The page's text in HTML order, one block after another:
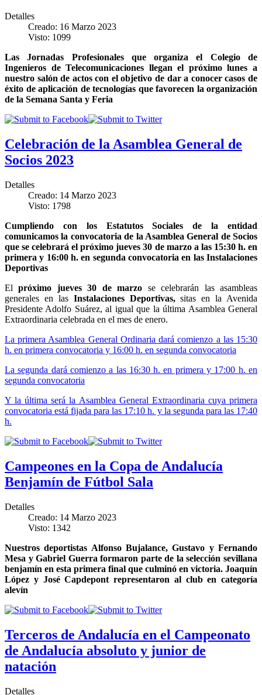
Detalles
Creado: 16 Marzo 2023
Visto: 1099
Las Jornadas Profesionales que organiza el Colegio de
Ingenieros de Telecomunicaciones llegan el próximo lunes a
nuestro salón de actos con el objetivo de dar a conocer casos de
éxito de aplicación de tecnologías que favorecen la organización
de la Semana Santa y Feria
Celebración de la Asamblea General de
Socios 2023
Detalles
Creado: 14 Marzo 2023
Visto: 1798
Cumpliendo con los Estatutos Sociales de la entidad
comunicamos la convocatoria de la Asamblea General de Socios
que se celebrará el próximo jueves 30 de marzo a las 15:30 h. en
primera y 16:00 h. en segunda convocatoria en las Instalaciones
Deportivas
Elpróximo jueves 30 de marzo se celebrarán las asambleas
generales en las Instalaciones Deportivas,sitas en la Avenida
Presidente Adolfo Suárez, al igual que la última Asamblea General
Extraordinaria celebrada en el mes de enero.
La primera Asamblea General Ordinaria dará comienzo a las 15:30
h. en primera convocatoria y 16:00 h. en segunda convocatoria
La segunda dará comienzo a las 16:30 h. en primera y 17:00 h. en
segunda convocatoria
Y la última será la Asamblea General Extraordinaria cuya primera
convocatoria está fijada para las 17:10 h. y la segunda para las 17:40
h.
Campeones en la Copa de Andalucía
Benjamín de Fútbol Sala
Detalles
Creado: 14 Marzo 2023
Visto: 1342
Nuestros deportistas Alfonso Bujalance, Gustavo y Fernando
Mesa y Gabriel Guerra formaron parte de la selección sevillana
benjamín en esta primera final que culminó en victoria. Joaquín
López y José Capdepont representaron al club en categoría
alevín
Terceros de Andalucía en el Campeonato
de Andalucía absoluto y junior de
natación
Detalles